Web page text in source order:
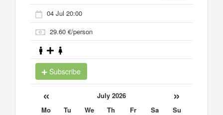
04 Jul 20:00
29.60 €/person
Subscribe
« July 2026 »
Mo Tu We Th Fr Sa
Su